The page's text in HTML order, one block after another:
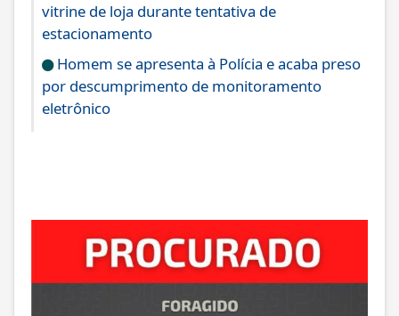
vitrine de loja durante tentativa de
estacionamento
Homem se apresenta à Polícia e acaba preso
por descumprimento de monitoramento
eletrônico